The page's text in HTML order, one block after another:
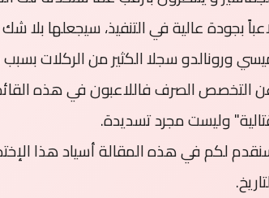
بجودة عالية في التنفيذ، سيجعلها بلا
ورونالدو سجلا الكثير من الركلات
التخصص الصرف فاللاعبون في هذه
وليست مجرد تسديدة.